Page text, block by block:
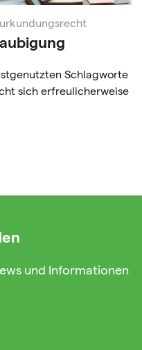
Schlagworte
sich erfreulicherweise
und Informationen